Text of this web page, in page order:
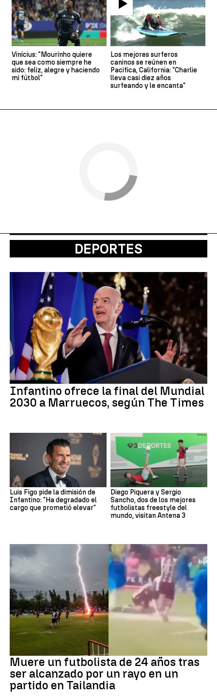
Vinícius: "Mourinho quiere
que sea como siempre he
sido: feliz, alegre y haciendo
mi fútbol"
Los mejores surferos
caninos se reúnen en
Pacifica, California: "Charlie
lleva casi diez años
surfeando y le encanta"
DEPORTES
Infantino ofrece la final del Mundial
2030 a Marruecos, según The Times
Luis Figo pide la dimisión de
Infantino: "Ha degradado el
cargo que prometió elevar"
Diego Piquera y Sergio
Sancho, dos de los mejores
futbolistas freestyle del
mundo, visitan Antena 3
Muere un futbolista de 24 años tras
ser alcanzado por un rayo en un
partido en Tailandia